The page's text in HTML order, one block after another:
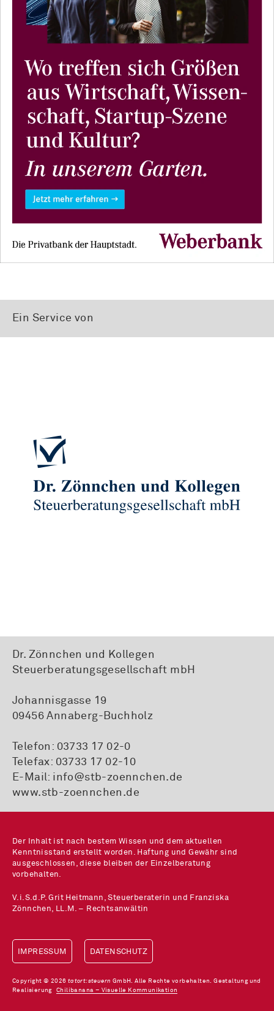
Ein Service von
Dr. Zönnchen und Kollegen
Steuerberatungsgesellschaft mbH
Johannisgasse 19
09456 Annaberg-Buchholz
Telefon: 03733 17 02-0
Telefax: 03733 17 02-10
E-Mail: info@stb-zoennchen.de
www.stb-zoennchen.de
Der Inhalt ist nach bestem Wissen und dem aktuellen
Kenntnisstand erstellt worden. Haftung und Gewähr sind
ausgeschlossen, diese bleiben der Einzelberatung
vorbehalten.
V.i.S.d.P. Grit Heitmann, Steuerberaterin und Franziska
Zönnchen, LL.M. – Rechtsanwältin
IMPRESSUM DATENSCHUTZ
Copyright © 2026 tatort:steuern GmbH. Alle Rechte vorbehalten. Gestaltung und
RealisierungChilibanana – Visuelle Kommunikation